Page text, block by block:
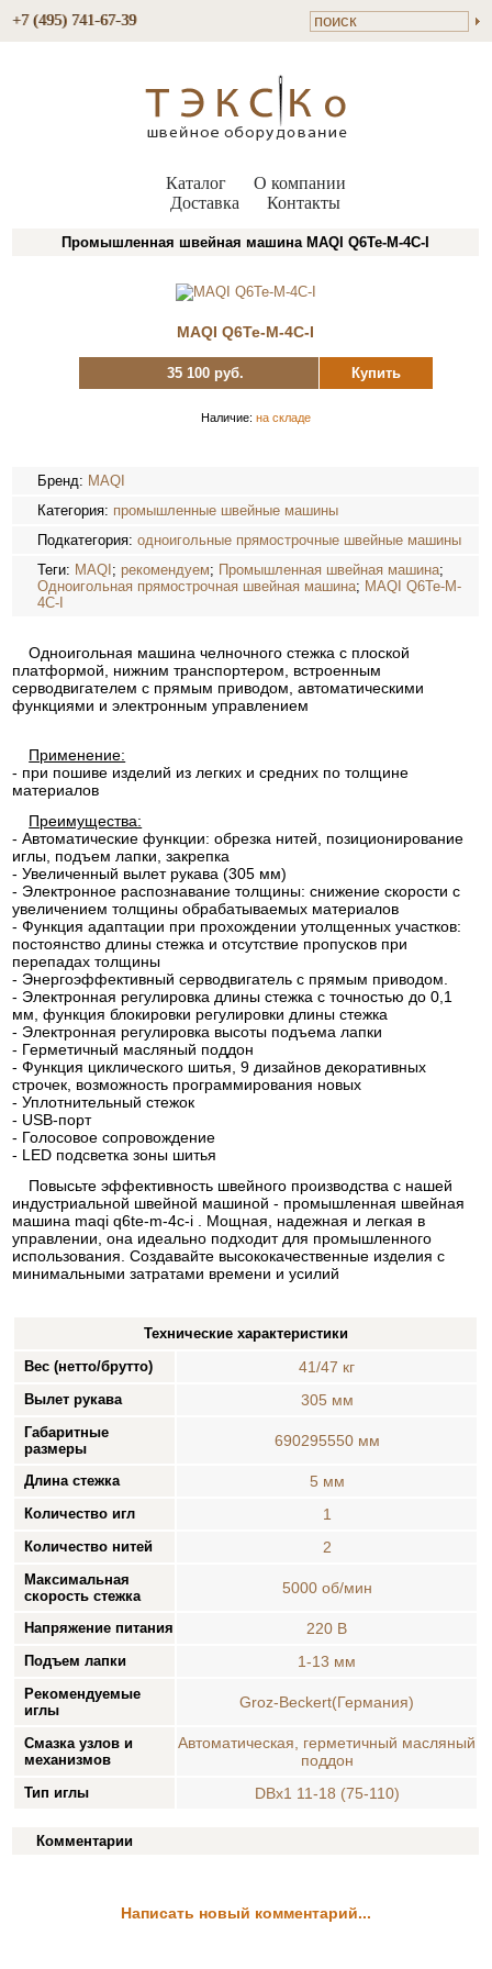
+7 (495) 741-67-39
Каталог
О компании
Доставка
Контакты
Промышленная швейная машина MAQI Q6Te-M-4C-I
MAQI Q6Te-M-4C-I
35 100 руб. Купить
Наличие: на складе
Бренд: MAQI
Категория: промышленные швейные машины
Подкатегория:одноигольные прямострочные швейные машины
Теги: MAQI ;рекомендуем; Промышленная швейная машина;
Одноигольная прямострочная швейная машина; MAQI Q6Te-M-
4C-I
Одноигольная машина челночного стежка с плоской
платформой, нижним транспортером, встроенным
серводвигателем с прямым приводом, автоматическими
функциями и электронным управлением
Применение:
- при пошиве изделий из легких и средних по толщине
материалов
Преимущества:
- Автоматические функции: обрезка нитей, позиционирование
иглы, подъем лапки, закрепка
- Увеличенный вылет рукава (305 мм)
- Электронное распознавание толщины: снижение скорости с
увеличением толщины обрабатываемых материалов
- Функция адаптации при прохождении утолщенных участков:
постоянство длины стежка и отсутствие пропусков при
перепадах толщины
- Энергоэффективный серводвигатель с прямым приводом.
- Электронная регулировка длины стежка с точностью до 0,1
мм, функция блокировки регулировки длины стежка
- Электронная регулировка высоты подъема лапки
- Герметичный масляный поддон
- Функция циклического шитья, 9 дизайнов декоративных
строчек, возможность программирования новых
- Уплотнительный стежок
- USB-порт
- Голосовое сопровождение
- LED подсветка зоны шитья
Повысьте эффективность швейного производства с нашей
индустриальной швейной машиной - промышленная швейная
машина maqi q6te-m-4c-i . Мощная, надежная и легкая в
управлении, она идеально подходит для промышленного
использования. Создавайте высококачественные изделия с
минимальными затратами времени и усилий
Технические характеристики
Вес (нетто/брутто)
41/47 кг
Вылет рукава 305 мм
Габаритные
размеры
690295550 мм
Длина стежка 5 мм
Количество игл 1
Количество нитей 2
Максимальная
скорость стежка
5000 об/мин
Напряжение питания 220 В
Подъем лапки 1-13 мм
Рекомендуемые
иглы
Groz-Beckert(Германия)
Смазка узлов и
механизмов
Автоматическая, герметичный масляный
поддон
Тип иглы DВx1 11-18 (75-110)
Комментарии
Написать новый комментарий...